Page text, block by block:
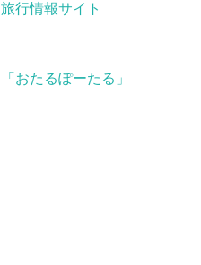
行情報サイト
おたるぽーたる」